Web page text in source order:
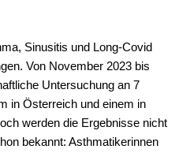
Sinusitis und Long-Covid
Von November 2023 bis
Untersuchung an 7
in Österreich und einem in
werden die Ergebnisse nicht
bekannt: Asthmatikerinnen